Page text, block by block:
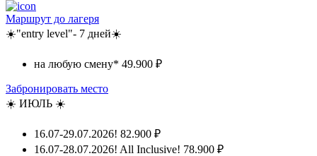
Маршрут до лагеря
☀️"entry level"- 7 дней☀️
на любую смену* 49.900 ₽
Забронировать место
☀️ ИЮЛЬ ☀️
16.07-29.07.2026! 82.900 ₽
16.07-28.07.2026! All Inclusive! 78.900 ₽